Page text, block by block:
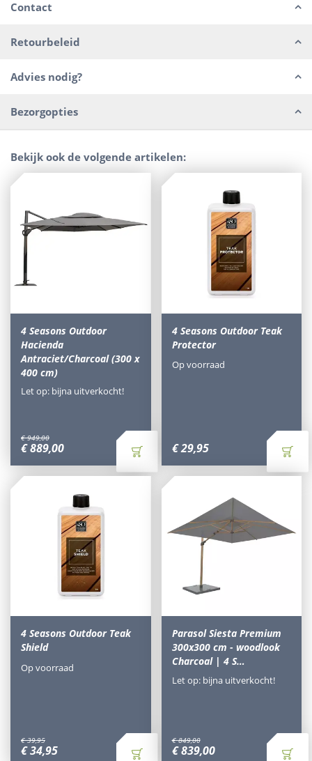
Contact
Retourbeleid
Advies nodig?
Bezorgopties
Bekijk ook de volgende artikelen:
4 Seasons Outdoor
Hacienda
Antraciet/Charcoal (300 x
400 cm)
€ 949,00
€889,00
Let op: bijna uitverkocht!
4 Seasons Outdoor Teak
Protector
€29,95
Op voorraad
4 Seasons Outdoor Teak
Shield
€ 39,95
€34,95
Op voorraad
Parasol Siesta Premium
300x300 cm - woodlook
Charcoal | 4 S…
€ 849,00
€ 839,00
Let op: bijna uitverkocht!